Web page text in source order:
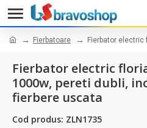
Fierbatoare Fierbator electric
Fierbator electric
1000w, pereti dubli,
fierbere uscata
Cod produs: ZLN1735